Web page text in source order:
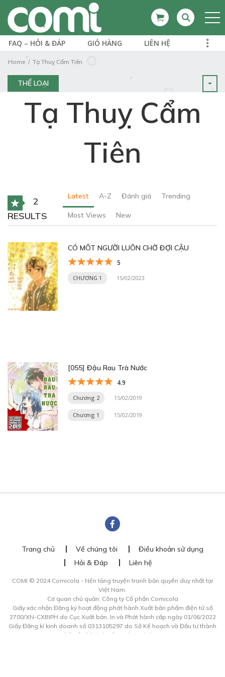
FAQ – HỎI & ĐÁP GIỎ HÀNG LIÊN HỆ
Home Tạ Thuỵ Cẩm Tiên
THỂ LOẠI
Tạ Thuỵ Cẩm
Tiên
2
RESULTS
Latest A-Z Đánh giá Trending
Most Views New
CÓ MÔT NGƯỜI LUÔN CHỜ ĐỢI CẬU
5
CHƯƠNG 1 15/02/2023
[055] Đậu Rau Trà Nước
4.9
Chương 2 15/02/2019
Chương 1 15/02/2019
Trang chủ Về chúng tôi
Điều khoản sử dụng
Hỏi & Đáp
Liên hệ
COMI © 2024 Comicola - Nền tảng truyện tranh bản quyền duy nhất tại
Việt Nam.
Cơ quan chủ quản: Công ty Cổ phần Comicola
Giấy xác nhận Đăng ký hoạt động phát hành Xuất bản phẩm điện tử số
2700/XN-CXBIPH do Cục Xuất bản, In và Phát hành cấp ngày 01/06/2022
Giấy Đăng kí kinh doanh số 0313105297 do Sở Kế hoạch và Đầu tư thành
phố Hồ Chí Minh cấp ngày 21/1/2015